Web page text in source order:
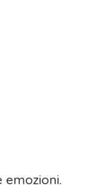
emozioni.